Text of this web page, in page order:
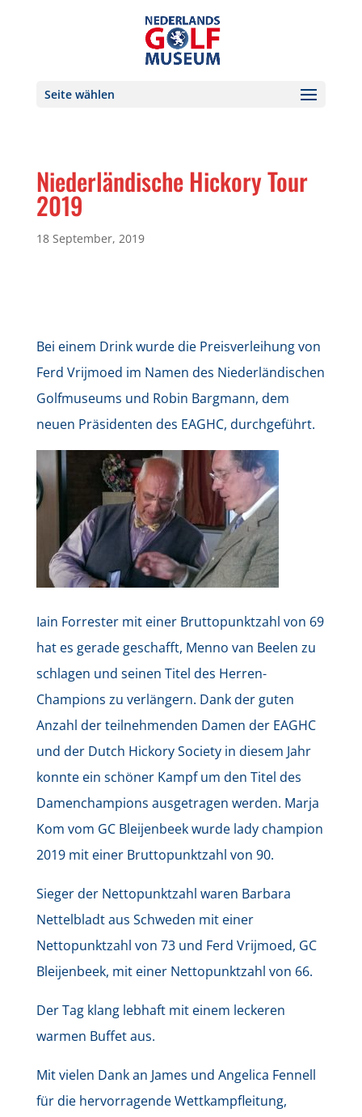
Seite wählen
Niederländische Hickory Tour
2019
18 September, 2019
Bei einem Drink wurde die Preisverleihung von
Ferd Vrijmoed im Namen des Niederländischen
Golfmuseums und Robin Bargmann, dem
neuen Präsidenten des EAGHC, durchgeführt.
Iain Forrester mit einer Bruttopunktzahl von 69
hat es gerade geschafft, Menno van Beelen zu
schlagen und seinen Titel des Herren-
Champions zu verlängern. Dank der guten
Anzahl der teilnehmenden Damen der EAGHC
und der Dutch Hickory Society in diesem Jahr
konnte ein schöner Kampf um den Titel des
Damenchampions ausgetragen werden. Marja
Kom vom GC Bleijenbeek wurde lady champion
2019 mit einer Bruttopunktzahl von 90.
Sieger der Nettopunktzahl waren Barbara
Nettelbladt aus Schweden mit einer
Nettopunktzahl von 73 und Ferd Vrijmoed, GC
Bleijenbeek, mit einer Nettopunktzahl von 66.
Der Tag klang lebhaft mit einem leckeren
warmen Buffet aus.
Mit vielen Dank an James und Angelica Fennell
für die hervorragende Wettkampfleitung,